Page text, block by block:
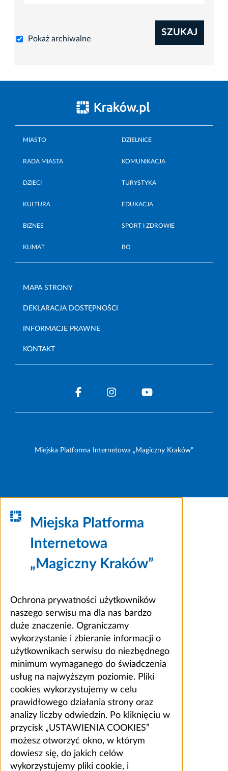
Pokaż archiwalne
SZUKAJ
MIASTO DZIELNICE
RADA MIASTA KOMUNIKACJA
DZIECI TURYSTYKA
KULTURA EDUKACJA
BIZNES SPORT I ZDROWIE
KLIMAT BO
MAPA STRONY
DEKLARACJA DOSTĘPNOŚCI
INFORMACJE PRAWNE
KONTAKT
Miejska Platforma Internetowa „Magiczny Kraków”
Miejska Platforma
Internetowa
„Magiczny Kraków”
Ochrona prywatności użytkowników
naszego serwisu ma dla nas bardzo
duże znaczenie. Ograniczamy
wykorzystanie i zbieranie informacji o
użytkownikach serwisu do niezbędnego
minimum wymaganego do świadczenia
usług na najwyższym poziomie. Pliki
cookies wykorzystujemy w celu
prawidłowego działania strony oraz
analizy liczby odwiedzin. Po kliknięciu w
przycisk „USTAWIENIA COOKIES”
możesz otworzyć okno, w którym
dowiesz się, do jakich celów
wykorzystujemy pliki cookie, i